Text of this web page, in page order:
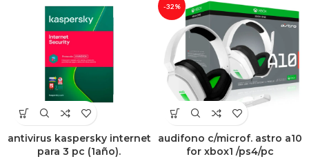
antivirus kaspersky internet
para 3 pc (1año).
-32%
audifono c/microf. astro a10
for xbox1 /ps4/pc